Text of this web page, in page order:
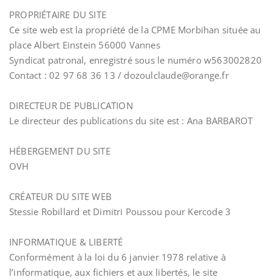
PROPRIÉTAIRE DU SITE
Ce site web est la propriété de la CPME Morbihan située au
place Albert Einstein 56000 Vannes
Syndicat patronal, enregistré sous le numéro w563002820
Contact : 02 97 68 36 13 / dozoulclaude@orange.fr
DIRECTEUR DE PUBLICATION
Le directeur des publications du site est : Ana BARBAROT
HÉBERGEMENT DU SITE
OVH
CRÉATEUR DU SITE WEB
Stessie Robillard et Dimitri Poussou pour Kercode 3
INFORMATIQUE & LIBERTÉ
Conformément à la loi du 6 janvier 1978 relative à
l’informatique, aux fichiers et aux libertés, le site